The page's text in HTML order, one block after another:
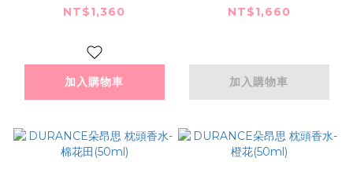
石
NT$1,360
加入購物車
NT$1,660
加入購物車